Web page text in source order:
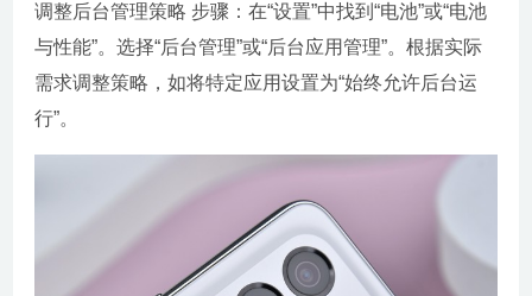
调整后台管理策略 步骤：在“设置”中找到“电池”或“电池
与性能”。选择“后台管理”或“后台应用管理”。根据实际
需求调整策略，如将特定应用设置为“始终允许后台运
行”。